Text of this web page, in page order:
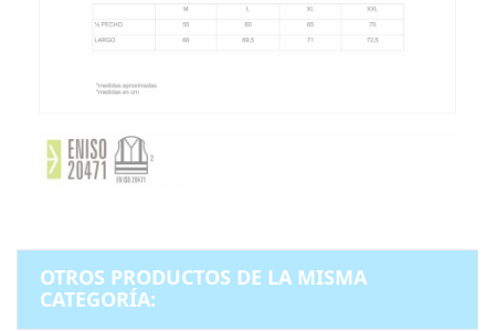
OTROS PRODUCTOS DE LA MISMA
CATEGORÍA: